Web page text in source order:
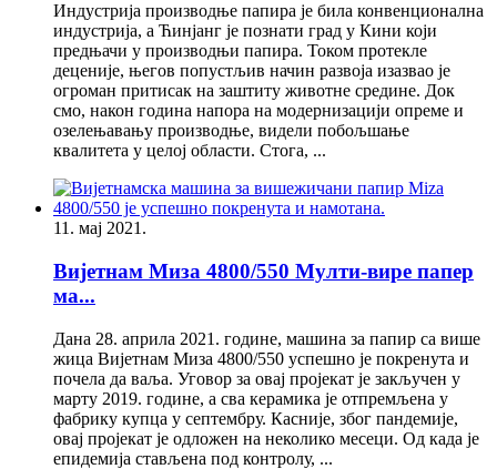
Индустрија производње папира је била конвенционална
индустрија, а Ћинјанг је познати град у Кини који
предњачи у производњи папира. Током протекле
деценије, његов попустљив начин развоја изазвао је
огроман притисак на заштиту животне средине. Док
смо, након година напора на модернизацији опреме и
озелењавању производње, видели побољшање
квалитета у целој области. Стога, ...
11. мај 2021.
Вијетнам Миза 4800/550 Мулти-вире папер
ма...
Дана 28. априла 2021. године, машина за папир са више
жица Вијетнам Миза 4800/550 успешно је покренута и
почела да ваља. Уговор за овај пројекат је закључен у
марту 2019. године, а сва керамика је отпремљена у
фабрику купца у септембру. Касније, због пандемије,
овај пројекат је одложен на неколико месеци. Од када је
епидемија стављена под контролу, ...